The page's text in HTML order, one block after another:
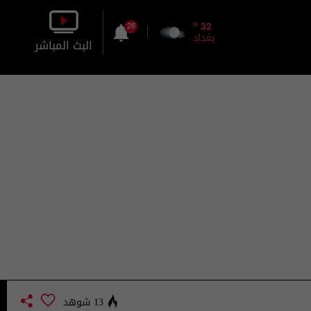
32
o
بغداد
28
البث المباشر
13 شوهد